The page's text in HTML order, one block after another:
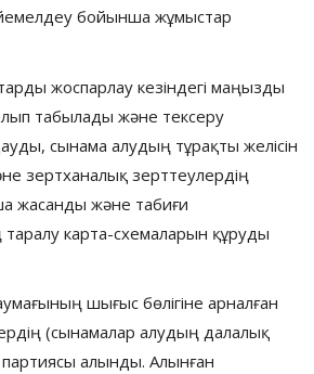
бойынша жұмыстар
жоспарлау кезіндегі маңызды
табылады және тексеру
сынама алудың тұрақты желісін
зертханалық зерттеулердің
жасанды және табиғи
карта-схемаларын құруды
шығыс бөлігіне арналған
(сынамалар алудың далалық
партиясы алынды. Алынған